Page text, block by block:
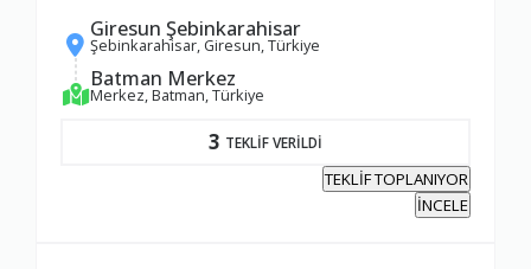
Giresun Şebinkarahisar
Şebinkarahisar, Giresun, Türkiye
Batman Merkez
Merkez, Batman, Türkiye
3 TEKLİF VERİLDİ
TEKLİF TOPLANIYOR
İNCELE